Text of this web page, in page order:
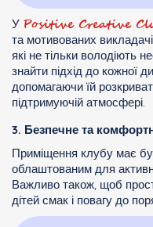
У Positive Creative
та мотивованих
які не тільки володіють
знайти підхід до кожної
допомагаючи їй
підтримуючій атмосфері.
3. Безпечне та
Приміщення клубу має
облаштованим для
Важливо також, щоб
дітей смак і повагу до